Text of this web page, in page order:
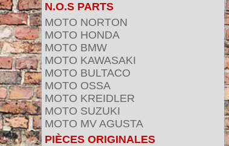
N.O.S PARTS
MOTO NORTON
MOTO HONDA
MOTO BMW
MOTO KAWASAKI
MOTO BULTACO
MOTO OSSA
MOTO KREIDLER
MOTO SUZUKI
MOTO MV AGUSTA
PIÈCES ORIGINALES